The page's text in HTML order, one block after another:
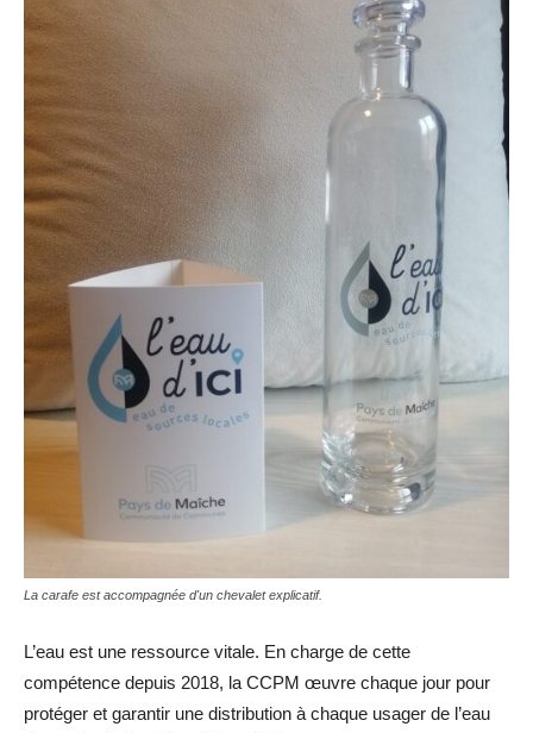
La carafe est accompagnée d'un chevalet explicatif.
L’eau est une ressource vitale. En charge de cette
compétence depuis 2018, la CCPM œuvre chaque jour pour
protéger et garantir une distribution à chaque usager de l’eau